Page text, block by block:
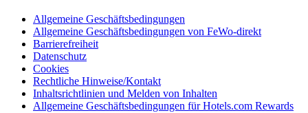
Allgemeine Geschäftsbedingungen
Allgemeine Geschäftsbedingungen von FeWo-direkt
Barrierefreiheit
Datenschutz
Cookies
Rechtliche Hinweise/Kontakt
Inhaltsrichtlinien und Melden von Inhalten
Allgemeine Geschäftsbedingungen für Hotels.com Rewards